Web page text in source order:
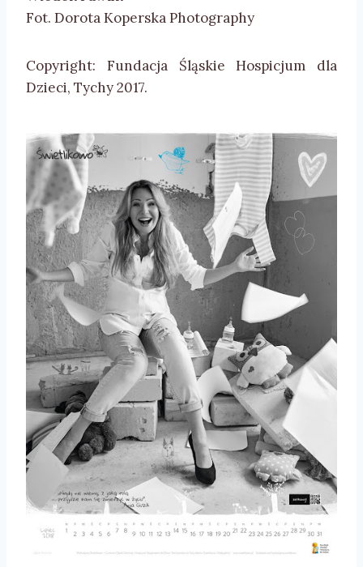
Fot. Dorota Koperska Photography
Copyright: Fundacja Śląskie Hospicjum dla
Dzieci, Tychy 2017.